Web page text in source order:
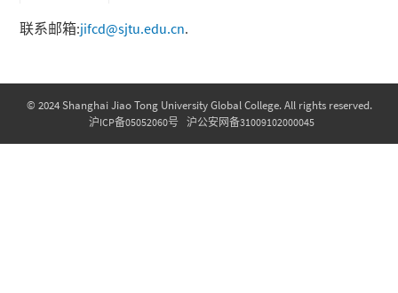
联系邮箱:jifcd@sjtu.edu.cn.
© 2024 Shanghai Jiao Tong University Global College. All rights reserved.
沪ICP备05052060号 沪公安网备31009102000045